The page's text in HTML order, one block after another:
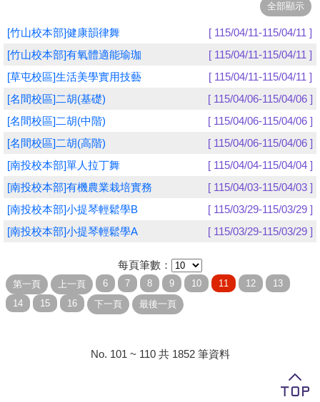
友站連結
網路選課
學員專區
教師專區
評委專區
[竹山校本部]健康韻律舞
[ 115/04/11-115/04/11 ]
[竹山校本部]有氧體適能瑜珈
[ 115/04/11-115/04/11 ]
[草屯校區]生活美學實用技藝
[ 115/04/11-115/04/11 ]
[名間校區]二胡(基礎)
[ 115/04/06-115/04/06 ]
[名間校區]二胡(中階)
[ 115/04/06-115/04/06 ]
[名間校區]二胡(高階)
[ 115/04/06-115/04/06 ]
[南投校本部]單人拉丁舞
[ 115/04/04-115/04/04 ]
[南投校本部]有機農業栽培實務
[ 115/04/03-115/04/03 ]
[南投校本部]小提琴輕鬆學B
[ 115/03/29-115/03/29 ]
[南投校本部]小提琴輕鬆學A
[ 115/03/29-115/03/29 ]
每頁筆數：
No. 101 ~ 110 共 1852 筆資料